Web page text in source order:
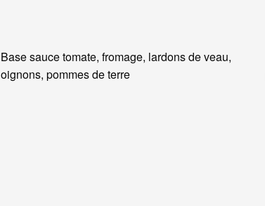
Base sauce tomate, fromage, lardons de veau,
oignons, pommes de terre